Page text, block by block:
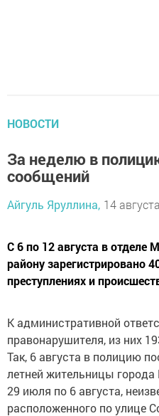
НОВОСТИ
За неделю в
сообщений
Айгуль Яруллина, 14
С 6 по 12 августа в
району зарегистрировано
преступлениях и
К административной
правонарушителя, из них
Так, 6 августа в полицию
летней жительницы города
29 июля по 6 августа,
расположенного по улице